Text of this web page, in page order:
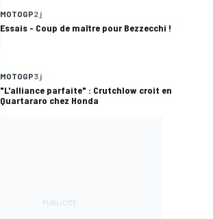
MOTOGP2 j
Essais - Coup de maître pour Bezzecchi !
MOTOGP3 j
"L'alliance parfaite" : Crutchlow croit en
Quartararo chez Honda